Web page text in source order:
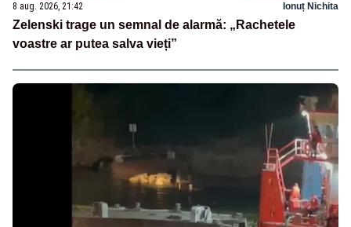
8 aug. 2026, 21:42 Ionuț Nichita
Zelenski trage un semnal de alarmă: „Rachetele
voastre ar putea salva vieți”